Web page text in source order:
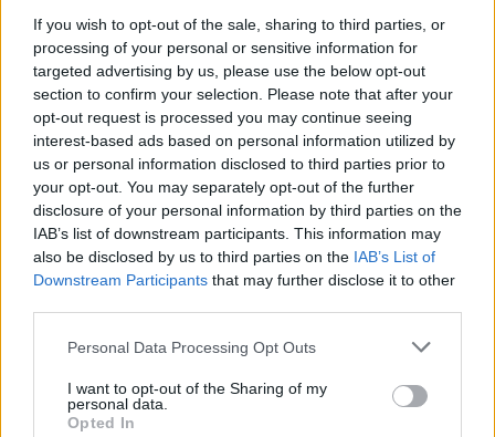
If you wish to opt-out of the sale, sharing to third parties, or
processing of your personal or sensitive information for
targeted advertising by us, please use the below opt-out
section to confirm your selection. Please note that after your
opt-out request is processed you may continue seeing
interest-based ads based on personal information utilized by
us or personal information disclosed to third parties prior to
your opt-out. You may separately opt-out of the further
disclosure of your personal information by third parties on the
IAB’s list of downstream participants. This information may
also be disclosed by us to third parties on the IAB’s List of
Downstream Participants that may further disclose it to other
Personal Data Processing Opt Outs
I want to opt-out of the Sharing of my
personal data.
Opted In
Letra Todavia me amas
Letra Y sigo aqui
Letra Me dejaron
Letra Como vivir sin tu amor